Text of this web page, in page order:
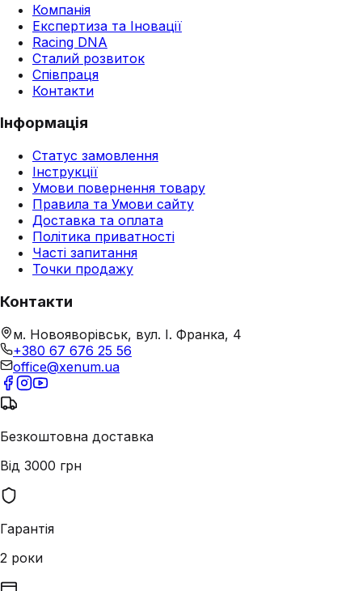
Компанія
Експертиза та Іновації
Racing DNA
Сталий розвиток
Співпраця
Контакти
Інформація
Статус замовлення
Інструкції
Умови повернення товару
Правила та Умови сайту
Доставка та оплата
Політика приватності
Часті запитання
Точки продажу
Контакти
м. Новояворівськ, вул. І. Франка, 4
+380 67 676 25 56
office@xenum.ua
Безкоштовна доставка
Від 3000 грн
Гарантія
2 роки